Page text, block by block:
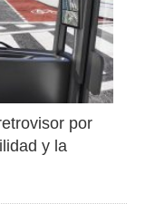
por
y la